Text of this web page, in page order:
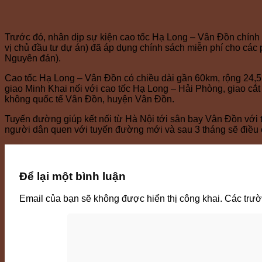
Trước đó, nhân dịp sự kiện cao tốc Hạ Long – Vân Đồn
vị chủ đầu tư dự án) đã áp dụng chính sách miễn phí cho
Nguyên đán).
Cao tốc Hạ Long – Vân Đồn có chiều dài gần 60km, rộng
giao Minh Khai nối với cao tốc Hạ Long – Hải Phòng, giao
không quốc tế Vân Đồn, huyện Vân Đồn.
Tuyến đường giúp kết nối từ Hà Nội tới sân bay Vân Đồn với
người dân quen với tuyến đường mới và sau 3 tháng sẽ điều
Để lại một bình luận
Email của bạn sẽ không được hiển thị công khai. Các